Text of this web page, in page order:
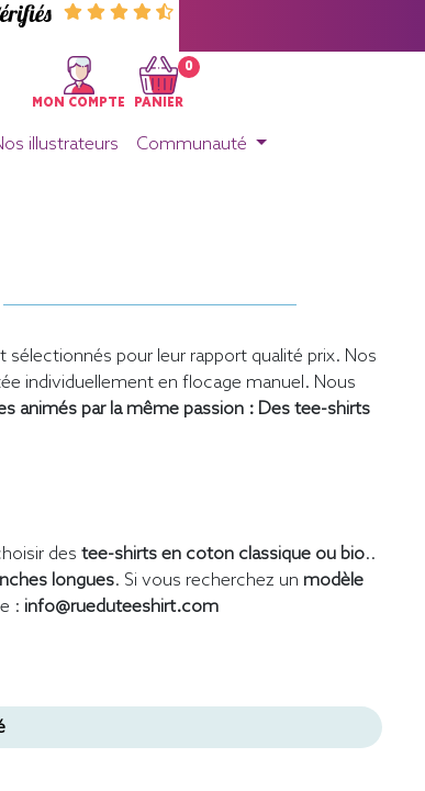
MON COMPTE
0
PANIER
illustrateurs Communauté
sélectionnés pour leur rapport qualité prix. Nos
individuellement en flocage manuel. Nous
animés par la même passion : Des tee-shirts
des tee-shirts en coton classique ou bio..
longues. Si vous recherchez un modèle
: info@rueduteeshirt.com